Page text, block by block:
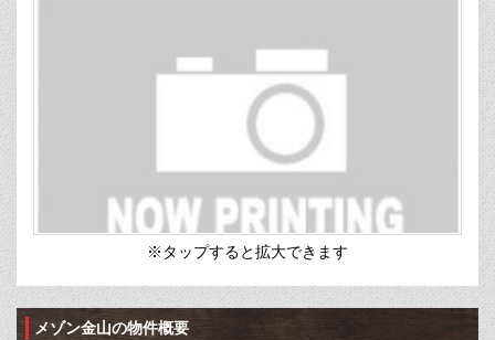
※タップすると拡大できます
メゾン金山の物件概要